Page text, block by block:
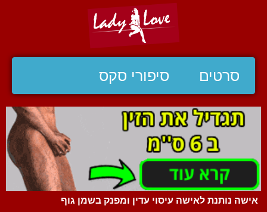
סרטים סיפורי סקס
אישה נותנת לאישה עיסוי עדין ומפנק בשמן גוף